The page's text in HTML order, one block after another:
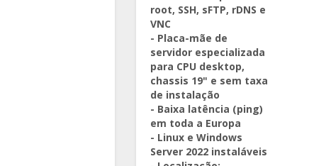
root, SSH, sFTP, rDNS e
VNC
- Placa-mãe de
servidor especializada
para CPU desktop,
chassis 19" e sem taxa
de instalação
- Baixa latência (ping)
em toda a Europa
- Linux e Windows
Server 2022 instaláveis